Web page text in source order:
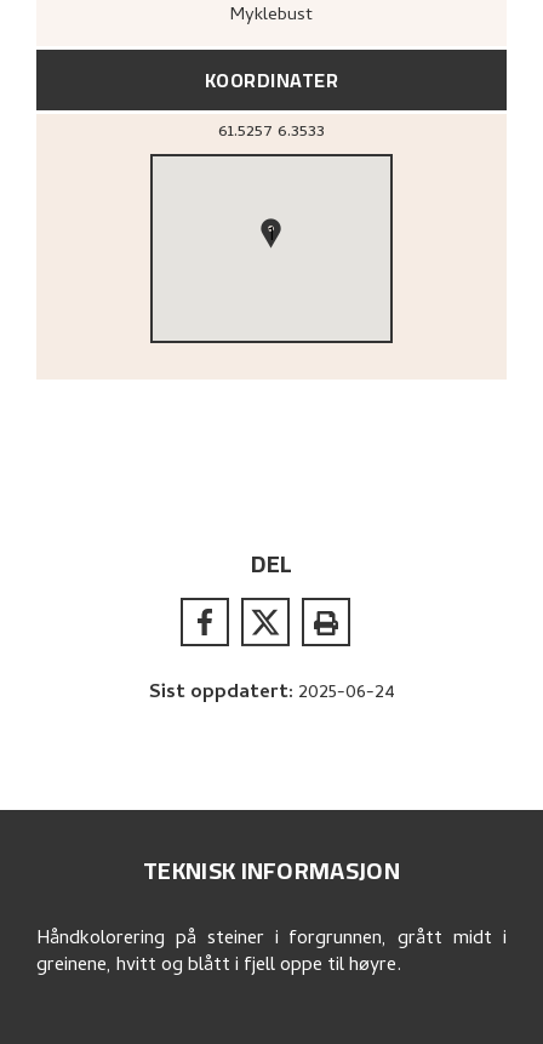
Myklebust
KOORDINATER
61.5257 6.3533
1
DEL
Sist oppdatert: 2025-06-24
TEKNISK INFORMASJON
Håndkolorering på steiner i forgrunnen, grått midt i
greinene, hvitt og blått i fjell oppe til høyre.